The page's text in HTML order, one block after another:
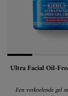
Ultra Facial Oil-
Een verkoelende gel